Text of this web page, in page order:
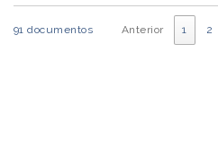
91 documentos Anterior 1 2